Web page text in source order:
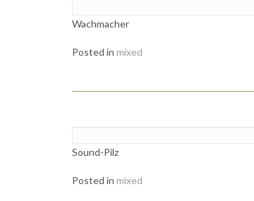
Wachmacher
Posted in mixed
Sound-Pilz
Posted in mixed